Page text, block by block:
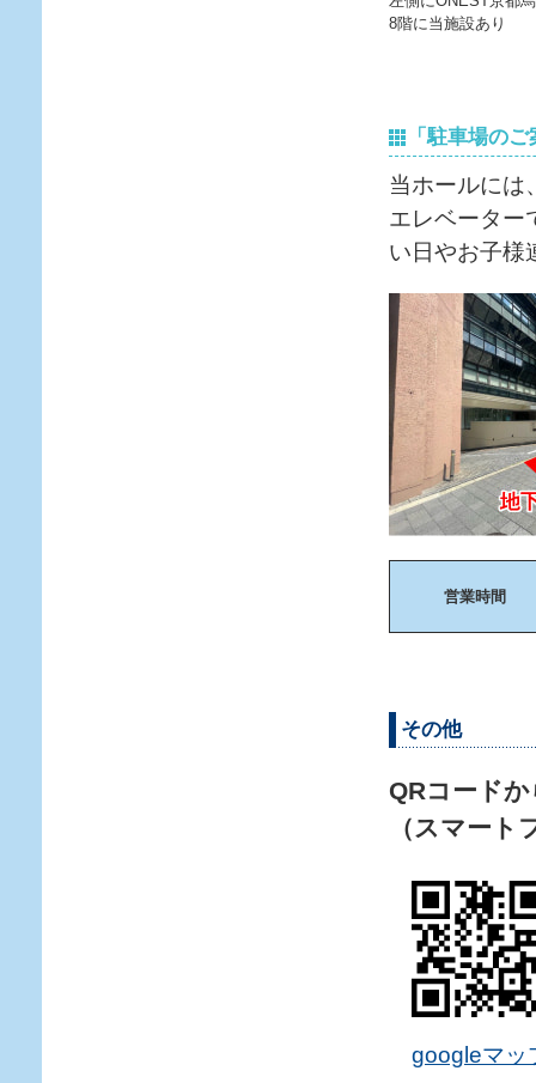
8階に当施設あり
「駐車場の
当ホールには
エレベーター
い日やお子様
営業時間
その他
QRコード
（スマート
googleマッ